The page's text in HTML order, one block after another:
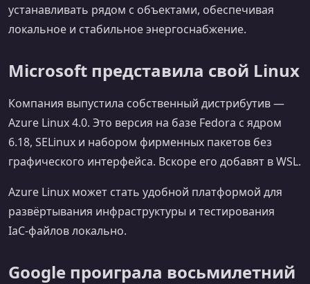
устанавливать рядом с объектами, обеспечивая
локальное и стабильное энергоснабжение.
Microsoft представила свой Linux
Компания выпустила собственный дистрибутив —
Azure Linux 4.0. Это версия на базе Fedora с ядром
6.18, SELinux и набором фирменных пакетов без
графического интерфейса. Вскоре его добавят в WSL.
Azure Linux может стать удобной платформой для
развёртывания инфраструктуры и тестирования
IaC‑файлов локально.
Google проиграла восьмилетний